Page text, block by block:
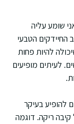
שומע עליה
החיידקים הטבעי
להיות פחות
לעיתים מופיעים
להופיע בעיקר
ריקה. דוגמה